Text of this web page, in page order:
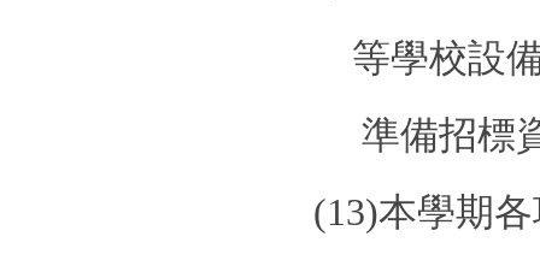
等學校設
準備招標
(13)本學期